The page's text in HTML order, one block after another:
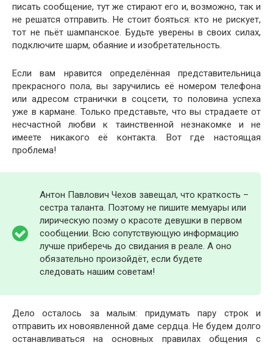
писать сообщение, тут же стирают его и, возможно, так и
не решатся отправить. Не стоит бояться: кто не рискует,
тот не пьёт шампанское. Будьте уверены в своих силах,
подключите шарм, обаяние и изобретательность.
Если вам нравится определённая представительница
прекрасного пола, вы заручились её номером телефона
или адресом странички в соцсети, то половина успеха
уже в кармане. Только представьте, что вы страдаете от
несчастной любви к таинственной незнакомке и не
имеете никакого её контакта. Вот где настоящая
проблема!
Антон Павлович Чехов завещал, что краткость –
сестра таланта. Поэтому не пишите мемуары или
лирическую поэму о красоте девушки в первом
сообщении. Всю сопутствующую информацию
лучше приберечь до свидания в реале. А оно
обязательно произойдёт, если будете
следовать нашим советам!
Дело осталось за малым: придумать пару строк и
отправить их новоявленной даме сердца. Не будем долго
останавливаться на основных правилах общения с